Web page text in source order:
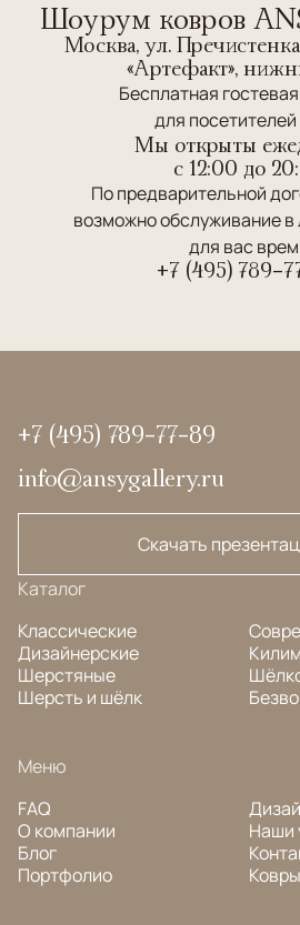
Шоурум ковров
Москва, ул.
«Артефакт»,
Бесплатная
для посетителей
Мы открыты
c 12:00 до
По предварительной
возможно обслуживание
для вас
+7 (495) 789-
+7 (495) 789-77-89
info@ansygallery.ru
Скачать
Каталог
Классические
Дизайнерские
Шерстяные
Шерсть и шёлк
Меню
FAQ
О компании
Блог
Портфолио
Наши